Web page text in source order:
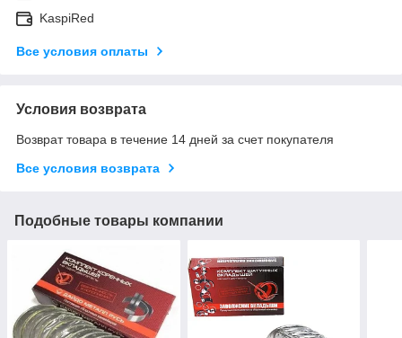
KaspiRed
Все условия оплаты
Условия возврата
Возврат товара в течение 14 дней за счет покупателя
Все условия возврата
Подобные товары компании